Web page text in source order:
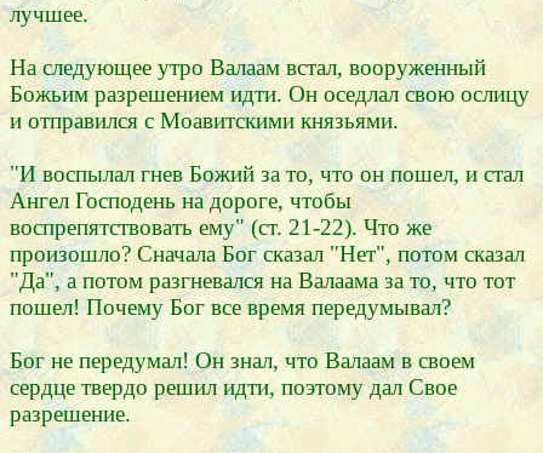
лучшее.
На следующее утро Валаам встал, вооруженный
Божьим разрешением идти. Он оседлал свою ослицу
и отправился с Моавитскими князьями.
"И воспылал гнев Божий за то, что он пошел, и стал
Ангел Господень на дороге, чтобы
воспрепятствовать ему" (ст. 21-22). Что же
произошло? Сначала Бог сказал "Нет", потом сказал
"Да", а потом разгневался на Валаама за то, что тот
пошел! Почему Бог все время передумывал?
Бог не передумал! Он знал, что Валаам в своем
сердце твердо решил идти, поэтому дал Свое
разрешение.